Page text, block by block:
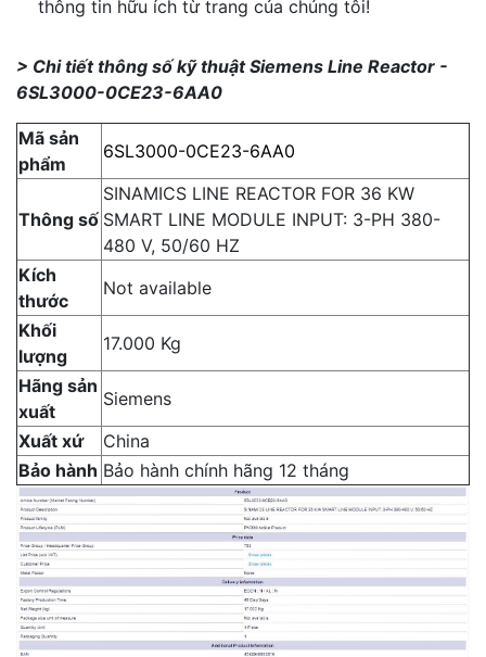
thông tin hữu ích từ trang của chúng tôi!
> Chi tiết thông số kỹ thuật Siemens Line Reactor -
6SL3000-0CE23-6AA0
Mã sản
phẩm
6SL3000-0CE23-6AA0
Thông số
SINAMICS LINE REACTOR FOR 36 KW
SMART LINE MODULE INPUT: 3-PH 380-
480 V, 50/60 HZ
Kích
thước
Not available
Khối
lượng
17.000 Kg
Hãng sản
xuất
Siemens
Xuất xứ
China
Bảo hành Bảo hành chính hãng 12 tháng